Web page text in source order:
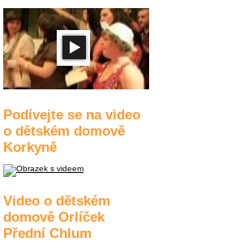
Podívejte se na video
o dětském domově
Korkyně
Video o dětském
domově Orlíček
Přední Chlum